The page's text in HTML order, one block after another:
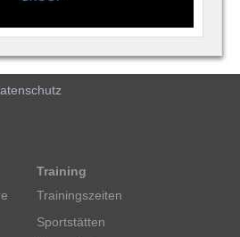
Training
Trainingszeiten
Sportstätten